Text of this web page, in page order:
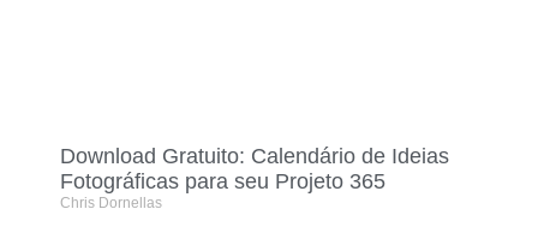
Download Gratuito: Calendário de Ideias
Fotográficas para seu Projeto 365
Chris Dornellas